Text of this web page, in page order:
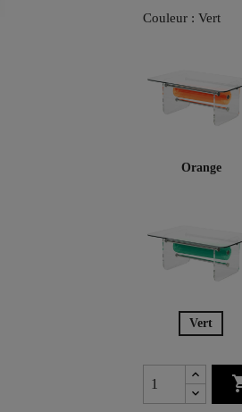
Couleur : Vert
Orange
Vert